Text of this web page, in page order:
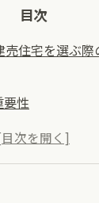
目次
売住宅を選ぶ際
要性
認方法